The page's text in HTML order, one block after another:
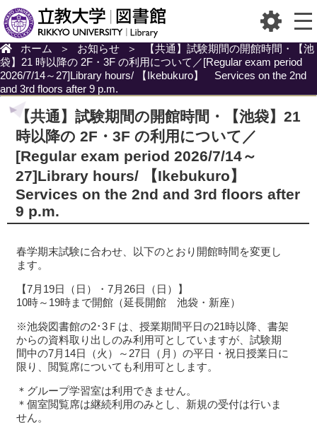
ホーム ＞ お知らせ ＞
【共通】試験期間の開館時間・【池
袋】21 時以降の 2F・3F の利用について／[Regular exam period
2026/7/14～27]Library hours/ 【Ikebukuro】 Services on the 2nd
and 3rd floors after 9 p.m.
【共通】試験期間の開館時間・【池袋】21
時以降の 2F・3F の利用について／
[Regular exam period 2026/7/14～
27]Library hours/ 【Ikebukuro】
Services on the 2nd and 3rd floors after
9 p.m.
春学期末試験に合わせ、以下のとおり開館時間を変更し
ます。
【7月19日（日）・7月26日（日）】
10時～19時まで開館（延長開館 池袋・新座）
※池袋図書館の2･3Ｆは、授業期間平日の21時以降、書架
からの資料取り出しのみ利用可としていますが、試験期
間中の7月14日（火）～27日（月）の平日・祝日授業日に
限り、閲覧席についても利用可とします。
＊グループ学習室は利用できません。
＊個室閲覧席は継続利用のみとし、新規の受付は行いま
せん。